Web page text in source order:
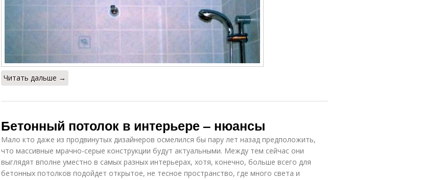
Читать дальше →
Бетонный потолок в интерьере – нюансы
Мало кто даже из продвинутых дизайнеров осмелился бы пару лет назад предположить,
что массивные мрачно-серые конструкции будут актуальными. Между тем сейчас они
выглядят вполне уместно в самых разных интерьерах, хотя, конечно, больше всего для
бетонных потолков подойдет открытое, не тесное пространство, где много света и